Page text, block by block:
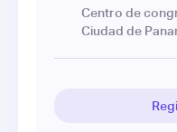
Centro de
Ciudad de